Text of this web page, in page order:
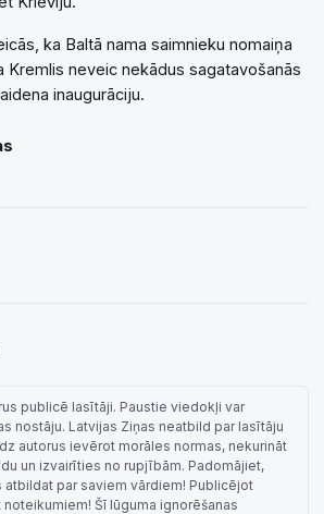
ka Baltā nama saimnieku nomaiņa
Kremlis neveic nekādus sagatavošanās
inaugurāciju.
publicē lasītāji. Paustie viedokļi var
nostāju. Latvijas Ziņas neatbild par lasītāju
autorus ievērot morāles normas, nekurināt
un izvairīties no rupjībām. Padomājiet,
atbildat par saviem vārdiem! Publicējot
Šī lūguma ignorēšanas